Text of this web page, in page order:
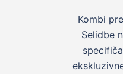
Kombi
Selidbe